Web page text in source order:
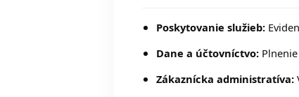
Poskytovanie služieb:
Dane a účtovníctvo:
Zákaznícka administratíva: